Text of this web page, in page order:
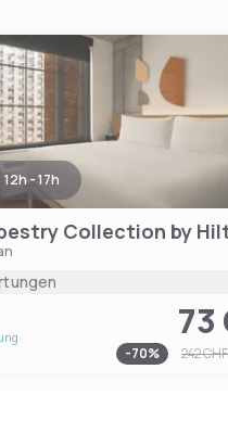
12h - 17h
Collection by
73
-70% 242 CHF